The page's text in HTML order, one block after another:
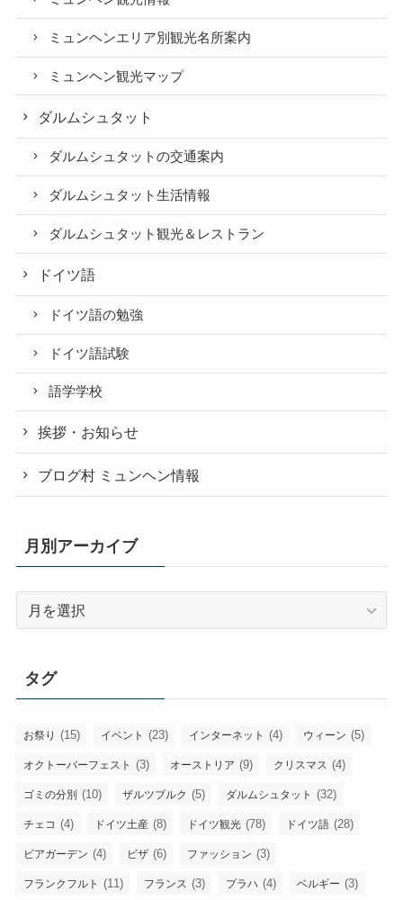
ミュンヘンエリア別観光名所案内
ミュンヘン観光マップ
ダルムシュタット
ダルムシュタットの交通案内
ダルムシュタット生活情報
ダルムシュタット観光＆レストラン
ドイツ語
ドイツ語の勉強
ドイツ語試験
語学学校
挨拶・お知らせ
ブログ村 ミュンヘン情報
月別アーカイブ
カ
ブ
タグ
お祭り (15) イベント (23) インターネット (4) ウィーン (5)
オクトーバーフェスト (3) オーストリア (9) クリスマス (4)
ゴミの分別 (10) ザルツブルク (5) ダルムシュタット (32)
チェコ (4) ドイツ土産 (8) ドイツ観光 (78) ドイツ語 (28)
ビアガーデン (4) ビザ (6) ファッション (3)
フランクフルト (11) フランス (3) プラハ (4) ベルギー (3)